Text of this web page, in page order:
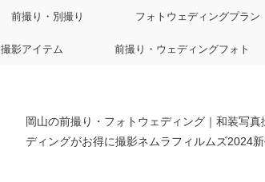
前撮り・別撮り フォトウェディングプラン
撮影アイテム 前撮り・ウェディングフォト
岡山の前撮り・フォトウェディング｜和装写
ディングがお得に撮影ネムラフィルムズ2024